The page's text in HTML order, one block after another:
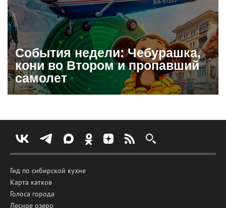
События недели: Чебурашка,
кони во Втором и пропавший
самолет
Гид по сибирской кухне
Карта катков
Голоса города
Лесное озеро